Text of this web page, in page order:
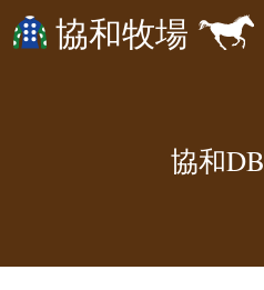
協和牧場
協和DB